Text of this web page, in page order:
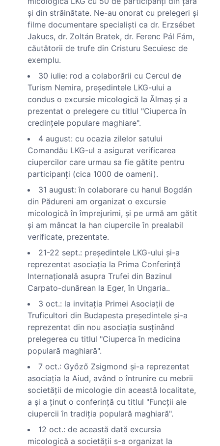
şi din străinătate. Ne-au onorat cu prelegeri şi
filme documentare specialişti ca dr. Erzsébet
Jakucs, dr. Zoltán Bratek, dr. Ferenc Pál Fám,
căutătorii de trufe din Cristuru Secuiesc de
exemplu.
30 iulie: rod a colaborării cu Cercul de
Turism Nemira, preşedintele LKG-ului a
condus o excursie micologică la Ălmaş şi a
prezentat o prelegere cu titlul "Ciuperca în
credinţele populare maghiare".
4 august: cu ocazia zilelor satului
Comandău LKG-ul a asigurat verificarea
ciupercilor care urmau sa fie gătite pentru
participanţi (cica 1000 de oameni).
31 august: în colaborare cu hanul Bogdán
din Pădureni am organizat o excursie
micologică în împrejurimi, şi pe urmă am gătit
şi am mâncat la han ciupercile în prealabil
verificate, prezentate.
21-22 sept.: preşedintele LKG-ului şi-a
reprezentat asociaţia la Prima Conferinţă
Internaţională asupra Trufei din Bazinul
Carpato-dunărean la Eger, în Ungaria..
3 oct.: la invitaţia Primei Asociaţii de
Truficultori din Budapesta preşedintele şi-a
reprezentat din nou asociaţia susţinând
prelegerea cu titlul "Ciuperca în medicina
populară maghiară".
7 oct.: Győző Zsigmond şi-a reprezentat
asociaţia la Aiud, având o întrunire cu mebrii
societăţii de micologie din această localitate,
a şi a ţinut o conferinţă cu titlul "Funcţii ale
ciupercii în tradiţia populară maghiară".
12 oct.: de această dată excursia
micologică a societăţii s-a organizat la